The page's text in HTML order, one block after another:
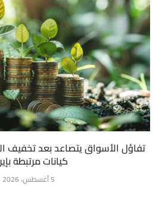
تفاؤل الأسواق يتصاعد بعد تخفيف
كيانات مرتبطة
5 أغسطس، 2026